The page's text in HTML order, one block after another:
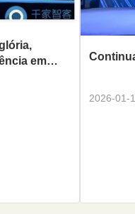
em
2026-01-